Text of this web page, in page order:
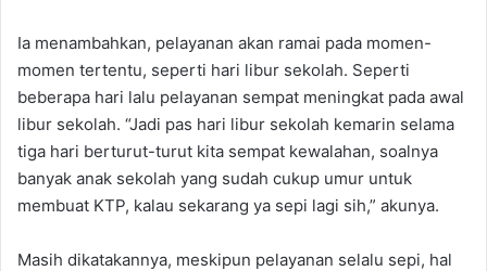
Ia menambahkan, pelayanan akan ramai pada momen-
momen tertentu, seperti hari libur sekolah. Seperti
beberapa hari lalu pelayanan sempat meningkat pada awal
libur sekolah. “Jadi pas hari libur sekolah kemarin selama
tiga hari berturut-turut kita sempat kewalahan, soalnya
banyak anak sekolah yang sudah cukup umur untuk
membuat KTP, kalau sekarang ya sepi lagi sih,” akunya.
Masih dikatakannya, meskipun pelayanan selalu sepi, hal